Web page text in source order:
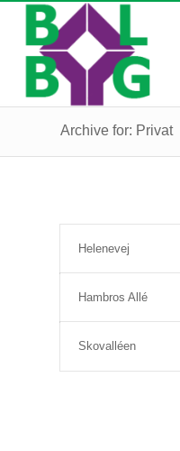
Archive for: Privat
Helenevej
Hambros Allé
Skovalléen